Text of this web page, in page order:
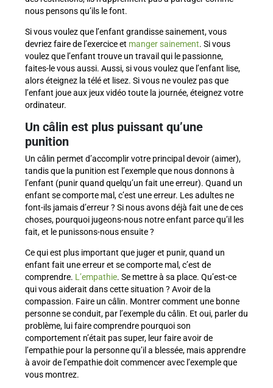
nous pensons qu’ils le font.
Si vous voulez que l’enfant grandisse sainement, vous
devriez faire de l’exercice et manger sainement. Si vous
voulez que l’enfant trouve un travail qui le passionne,
faites-le vous aussi. Aussi, si vous voulez que l’enfant lise,
alors éteignez la télé et lisez. Si vous ne voulez pas que
l’enfant joue aux jeux vidéo toute la journée, éteignez votre
ordinateur.
Un câlin est plus puissant qu’une
punition
Un câlin permet d’accomplir votre principal devoir (aimer),
tandis que la punition est l’exemple que nous donnons à
l’enfant (punir quand quelqu’un fait une erreur). Quand un
enfant se comporte mal, c’est une erreur. Les adultes ne
font-ils jamais d’erreur ? Si nous avons déjà fait une de ces
choses, pourquoi jugeons-nous notre enfant parce qu’il les
fait, et le punissons-nous ensuite ?
Ce qui est plus important que juger et punir, quand un
enfant fait une erreur et se comporte mal, c’est de
comprendre. L’empathie. Se mettre à sa place. Qu’est-ce
qui vous aiderait dans cette situation ? Avoir de la
compassion. Faire un câlin. Montrer comment une bonne
personne se conduit, par l’exemple du câlin. Et oui, parler du
problème, lui faire comprendre pourquoi son
comportement n’était pas super, leur faire avoir de
l’empathie pour la personne qu’il a blessée, mais apprendre
à avoir de l’empathie doit commencer avec l’exemple que
vous montrez.